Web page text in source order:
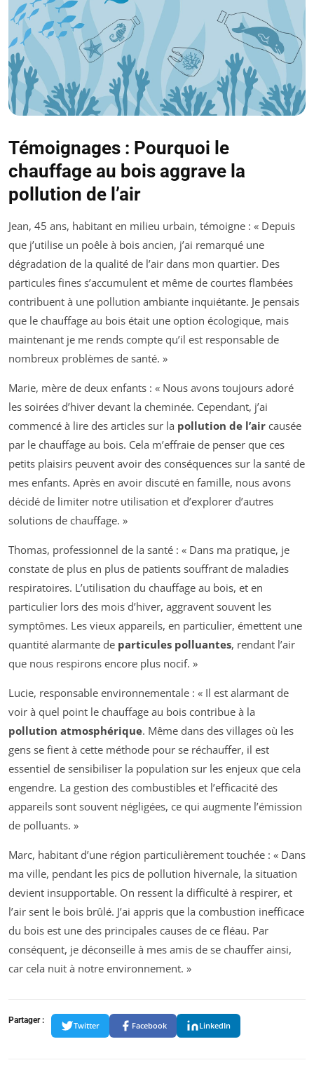
Témoignages : Pourquoi le
chauffage au bois aggrave la
pollution de l’air
Jean, 45 ans, habitant en milieu urbain, témoigne : « Depuis
que j’utilise un poêle à bois ancien, j’ai remarqué une
dégradation de la qualité de l’air dans mon quartier. Des
particules fines s’accumulent et même de courtes flambées
contribuent à une pollution ambiante inquiétante. Je pensais
que le chauffage au bois était une option écologique, mais
maintenant je me rends compte qu’il est responsable de
nombreux problèmes de santé. »
Marie, mère de deux enfants : « Nous avons toujours adoré
les soirées d’hiver devant la cheminée. Cependant, j’ai
commencé à lire des articles sur la pollution de l’air causée
par le chauffage au bois. Cela m’effraie de penser que ces
petits plaisirs peuvent avoir des conséquences sur la santé de
mes enfants. Après en avoir discuté en famille, nous avons
décidé de limiter notre utilisation et d’explorer d’autres
solutions de chauffage. »
Thomas, professionnel de la santé : « Dans ma pratique, je
constate de plus en plus de patients souffrant de maladies
respiratoires. L’utilisation du chauffage au bois, et en
particulier lors des mois d’hiver, aggravent souvent les
symptômes. Les vieux appareils, en particulier, émettent une
quantité alarmante de particules polluantes, rendant l’air
que nous respirons encore plus nocif. »
Lucie, responsable environnementale : « Il est alarmant de
voir à quel point le chauffage au bois contribue à la
pollution atmosphérique. Même dans des villages où les
gens se fient à cette méthode pour se réchauffer, il est
essentiel de sensibiliser la population sur les enjeux que cela
engendre. La gestion des combustibles et l’efficacité des
appareils sont souvent négligées, ce qui augmente l’émission
de polluants. »
Marc, habitant d’une région particulièrement touchée : « Dans
ma ville, pendant les pics de pollution hivernale, la situation
devient insupportable. On ressent la difficulté à respirer, et
l’air sent le bois brûlé. J’ai appris que la combustion inefficace
du bois est une des principales causes de ce fléau. Par
conséquent, je déconseille à mes amis de se chauffer ainsi,
car cela nuit à notre environnement. »
Partager :
Twitter Facebook LinkedIn